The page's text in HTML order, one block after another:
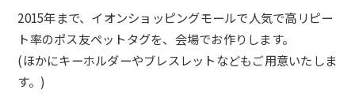
2015年まで、イオンショッピングモールで人気で高リピー
ト率のポス友ペットタグを、会場でお作りします。
(ほかにキーホルダーやブレスレットなどもご用意いたしま
す。)